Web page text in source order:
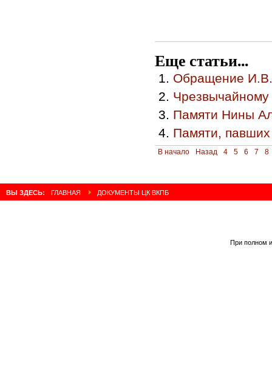
Еще статьи...
Обращение И.В.
Памяти Нины
Памяти,
В начало Назад 4 5 6 7 8
ВЫ ЗДЕСЬ: ГЛАВНАЯ ДОКУМЕНТЫ ЦК ВКПБ
При полном